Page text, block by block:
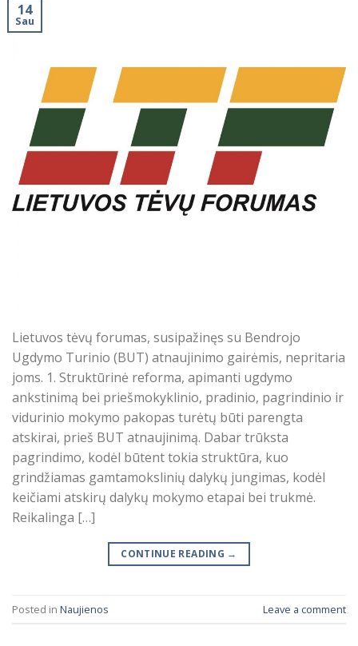
14
Sau
Lietuvos tėvų forumas, susipažinęs su Bendrojo
Ugdymo Turinio (BUT) atnaujinimo gairėmis, nepritaria
joms. 1. Struktūrinė reforma, apimanti ugdymo
ankstinimą bei priešmokyklinio, pradinio, pagrindinio ir
vidurinio mokymo pakopas turėtų būti parengta
atskirai, prieš BUT atnaujinimą. Dabar trūksta
pagrindimo, kodėl būtent tokia struktūra, kuo
grindžiamas gamtamokslinių dalykų jungimas, kodėl
keičiami atskirų dalykų mokymo etapai bei trukmė.
Reikalinga […]
CONTINUE READING →
Posted in Naujienos Leave a comment